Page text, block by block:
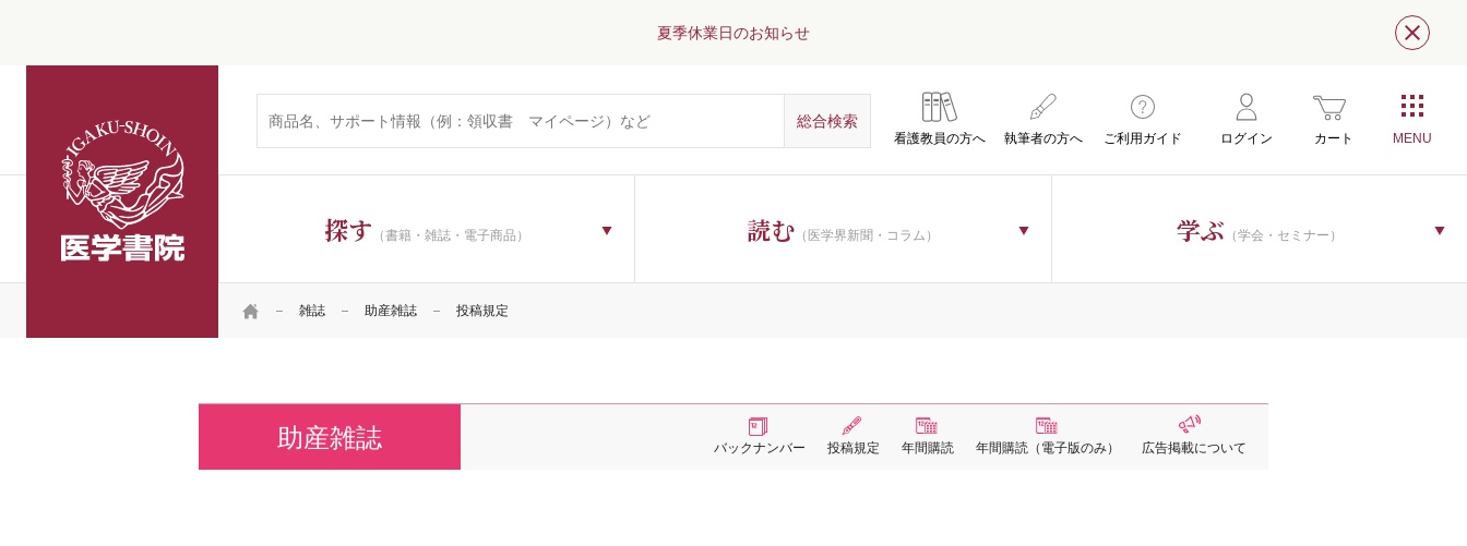
夏季休業日のお知らせ 閉じ
看護教員の方へ 執筆者の方へ ご利用ガイド ログイン カート
探す （書籍・雑誌・電子商品） 読む （医学界新聞・コラム） 学ぶ （学会・セミナー）
HOME 雑誌 助産雑誌 投稿規定
助産雑誌 バックナンバー 投稿規定 年間購読 年間購読 （電子版のみ） 広告掲載について